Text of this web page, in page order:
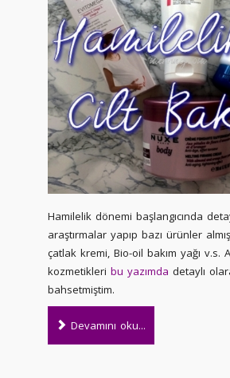
Hamilelik dönemi başlangıcında
araştırmalar yapıp bazı ürünler
çatlak kremi, Bio-oil bakım yağı v.s.
kozmetikleri bu yazımda detaylı
bahsetmiştim.
Devamını oku...